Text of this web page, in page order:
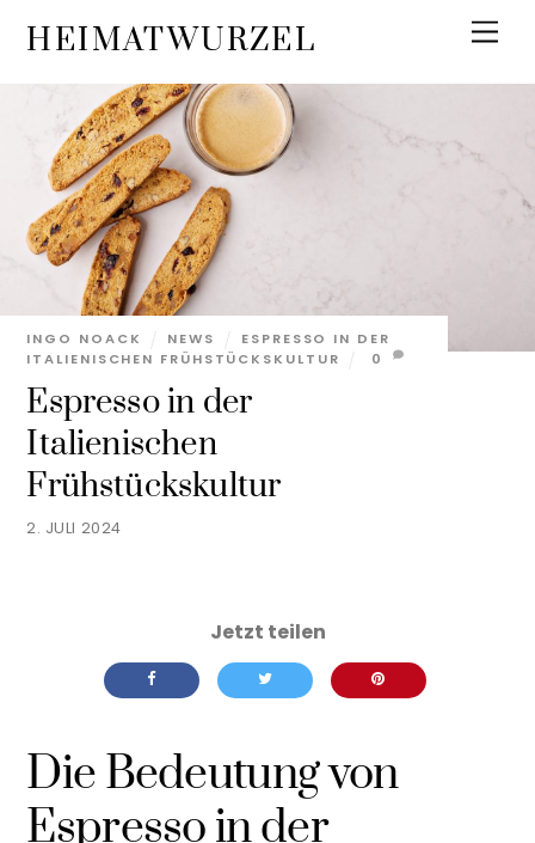
content
HEIMATWURZEL
2. JULI 2024
Espresso in der
Italienischen
Frühstückskultur
INGO NOACK NEWS
ESPRESSO IN DER
ITALIENISCHEN FRÜHSTÜCKSKULTUR
0
Die Bedeutung von
Espresso in der